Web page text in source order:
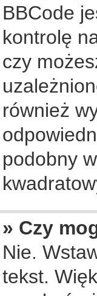
BBCode
kontrolę
czy
również
podobny
» Czy
Nie.
tekst.